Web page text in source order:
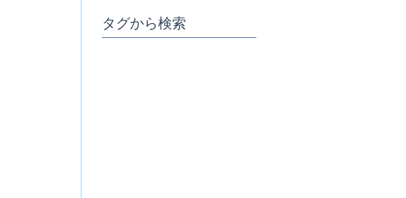
タグから検索